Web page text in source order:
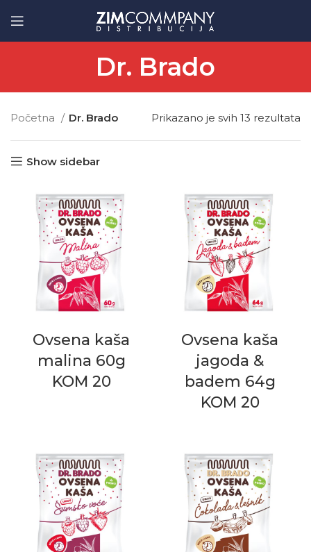
Dr. Brado
Početna Dr. Brado Prikazano je svih 13 rezultata
Show sidebar
Ovsena kaša
malina 60g
KOM 20
Ovsena kaša
jagoda &
badem 64g
KOM 20